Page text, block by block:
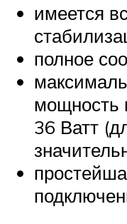
имеется
полное
мощность
36 Ватт